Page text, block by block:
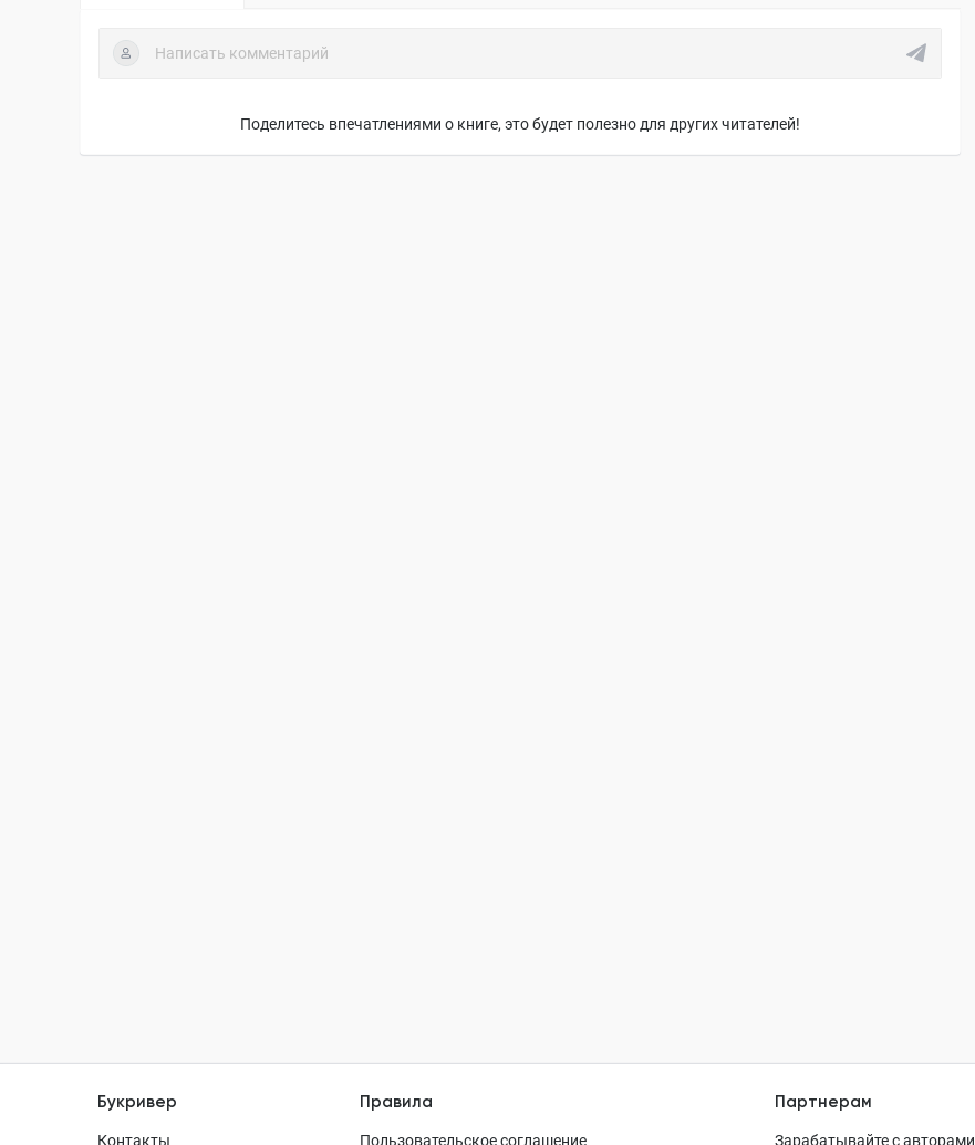
Поделитесь впечатлениями о книге, это будет полезно для других читателей!
Букривер
Контакты
Правила
Пользовательское соглашение
Партнерам
Зарабатывайте с авторами